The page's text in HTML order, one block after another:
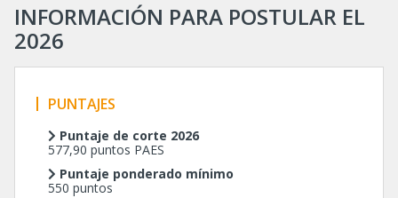
INFORMACIÓN PARA POSTULAR EL
2026
PUNTAJES
Puntaje de corte 2026
577,90 puntos PAES
Puntaje ponderado mínimo
550 puntos